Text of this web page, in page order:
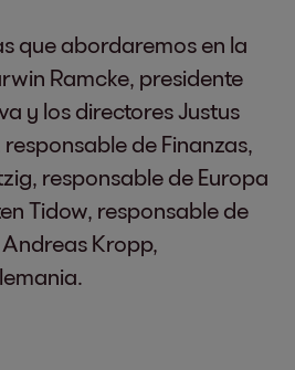
que abordaremos en la
Ramcke, presidente
y los directores Justus
de Finanzas,
responsable de Europa
Tidow, responsable de
Andreas Kropp,